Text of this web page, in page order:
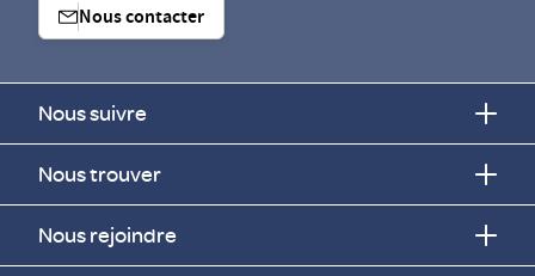
Nous contacter
Nous suivre
Nous trouver
Nous rejoindre